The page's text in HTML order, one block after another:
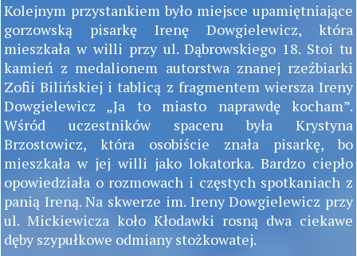
Kolejnym przystankiem było miejsce upamiętniające
gorzowską pisarkę Irenę Dowgielewicz, która
mieszkała w willi przy ul. Dąbrowskiego 18. Stoi tu
kamień z medalionem autorstwa znanej rzeźbiarki
Zofii Bilińskiej i tablicą z fragmentem wiersza Ireny
Dowgielewicz „Ja to miasto naprawdę kocham”.
Wśród uczestników spaceru była Krystyna
Brzostowicz, która osobiście znała pisarkę, bo
mieszkała w jej willi jako lokatorka. Bardzo ciepło
opowiedziała o rozmowach i częstych spotkaniach z
panią Ireną. Na skwerze im. Ireny Dowgielewicz przy
ul. Mickiewicza koło Kłodawki rosną dwa ciekawe
dęby szypułkowe odmiany stożkowatej.